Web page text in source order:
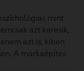
mint
azt keresik,
azt is, kiben
A márkaépítés